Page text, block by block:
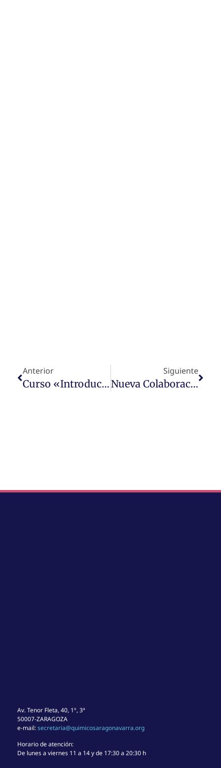
Anterior
Curso «Introducción A La Economía Para No Economistas»
Siguiente
Nueva Colaboración En Prensa De Nuestra Decana
Av. Tenor Fleta, 40, 1º, 3ª
50007-ZARAGOZA
e-mail:secretaria@quimicosaragonavarra.org
Horario de atención:
De lunes a viernes 11 a 14 y de 17:30 a 20:30 h